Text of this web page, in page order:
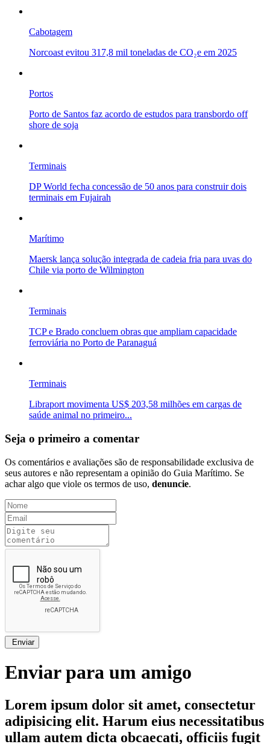
Cabotagem
Norcoast evitou 317,8 mil toneladas de CO₂e em 2025
Portos
Porto de Santos faz acordo de estudos para transbordo off
shore de soja
Terminais
DP World fecha concessão de 50 anos para construir dois
terminais em Fujairah
Marítimo
Maersk lança solução integrada de cadeia fria para uvas do
Chile via porto de Wilmington
Terminais
TCP e Brado concluem obras que ampliam capacidade
ferroviária no Porto de Paranaguá
Terminais
Libraport movimenta US$ 203,58 milhões em cargas de
saúde animal no primeiro...
Seja o primeiro a comentar
Os comentários e avaliações são de responsabilidade exclusiva de
seus autores e não representam a opinião do Guia Marítimo. Se
achar algo que viole os termos de uso, denuncie.
Enviar
Enviar para um amigo
Lorem ipsum dolor sit amet, consectetur
adipisicing elit. Harum eius necessitatibus
ullam autem dicta obcaecati, officiis fugit